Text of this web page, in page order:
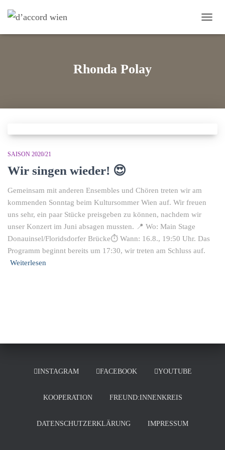
Rhonda Polay
SAISON 2020/21
Wir singen wieder! 😍
Gemeinsam mit anderen Ensembles und Chören treten wir am
kommenden Sonntag beim Kultursommer Wien auf. Wir freuen
uns sehr, ein paar Stücke preisgeben zu können, nachdem wir
unser Konzert im Juni absagen mussten. 📍 Wo: Main Stage
Donauinsel/Floridsdorfer Brücke⏱ Wann: 16.8., 19:50 Uhr. Das
Programm beginnt bereits um 17:30, wir treten am Schluss auf.
Weiterlesen
INSTAGRAM FACEBOOK YOUTUBE
KOOPERATION FREUND:INNENKREIS
DATENSCHUTZERKLÄRUNG IMPRESSUM